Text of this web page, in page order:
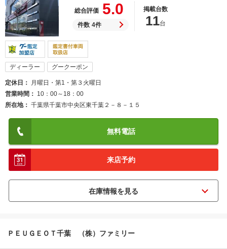
総合評価 5.0
件数 4件
掲載台数
11台
ディーラー グークーポン
定休日
月曜日・第1・第３火曜日
営業時間
10：00～18：00
所在地
千葉県千葉市中央区東千葉２－８－１５
無料電話
来店予約
ＰＥＵＧＥＯＴ千葉 （株）ファミリー